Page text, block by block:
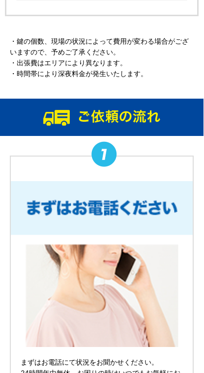
・鍵の個数、現場の状況によって費用が変わる場合がござ
いますので、予めご了承ください。
・出張費はエリアにより異なります。
・時間帯により深夜料金が発生いたします。
まずはお電話にて状況をお聞かせください。